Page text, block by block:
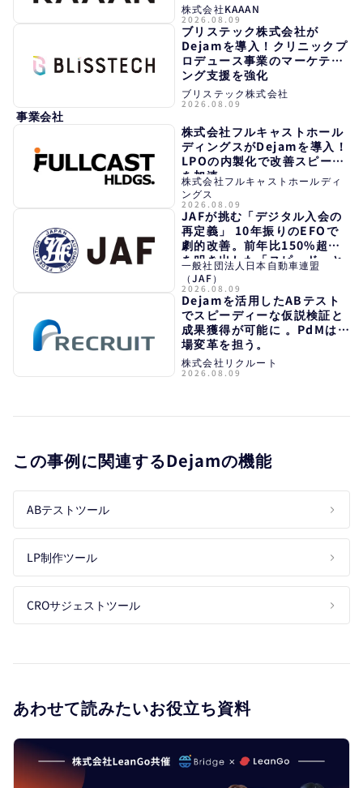
株式会社KAAAN
2026.08.09
ブリステック株式会社が
Dejamを導入！クリニックプ
ロデュース事業のマーケティ
ング支援を強化
ブリステック株式会社
2026.08.09
事業会社
株式会社フルキャストホール
ディングスがDejamを導入！
LPOの内製化で改善スピード
を加速
株式会社フルキャストホールディ
ングス
2026.08.09
JAFが挑む「デジタル入会の
再定義」 10年振りのEFOで
劇的改善。前年比150%超え
を叩き出した「スピード」と
「分析力」。
一般社団法人日本自動車連盟
（JAF）
2026.08.09
Dejamを活用したABテスト
でスピーディーな仮説検証と
成果獲得が可能に 。PdMは市
場変革を担う。
株式会社リクルート
2026.08.09
この事例に関連するDejamの機能
ABテストツール
LP制作ツール
CROサジェストツール
あわせて読みたいお役立ち資料